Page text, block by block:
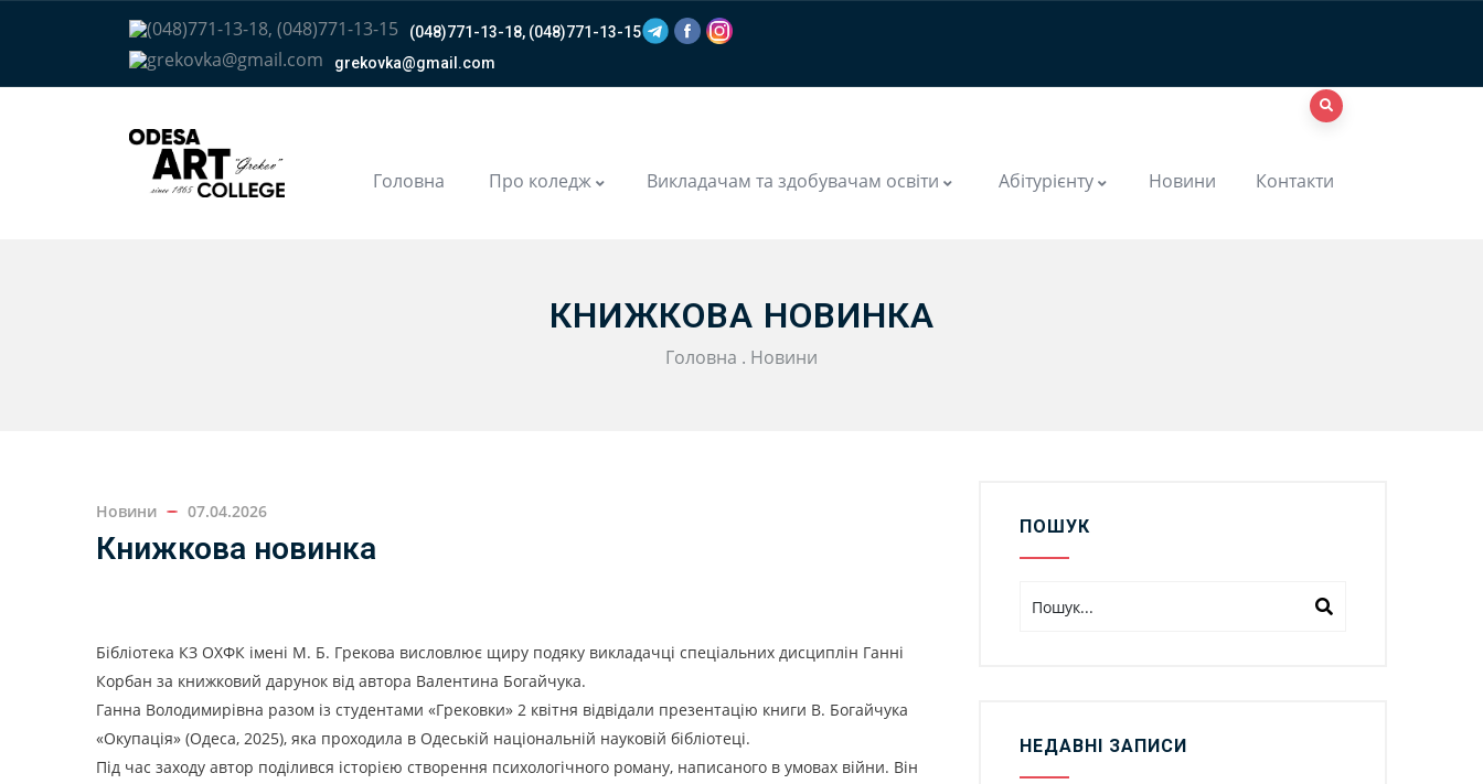
(048)771-13-18, (048)771-13-15
grekovka@gmail.сom
Головна Про коледж Викладачам та здобувачам освіти Абітурієнту Новини Контакти
КНИЖКОВА НОВИНКА
Головна . Новини
Новини 07.04.2026
Книжкова новинка
Бібліотека КЗ ОХФК імені М. Б. Грекова висловлює щиру подяку викладачці спеціальних дисциплін Ганні
Корбан за книжковий дарунок від автора Валентина Богайчука.
Ганна Володимирівна разом із студентами «Грековки» 2 квітня відвідали презентацію книги В. Богайчука
«Окупація» (Одеса, 2025), яка проходила в Одеській національній науковій бібліотеці.
Під час заходу автор поділився історією створення психологічного роману, написаного в умовах війни. Він
ПОШУК
НЕДАВНІ ЗАПИСИ